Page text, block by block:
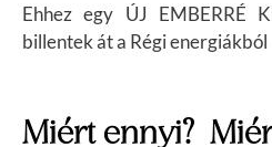
Ehhez egy ÚJ EMBERRÉ
billentek át a Régi
Miért ennyi?